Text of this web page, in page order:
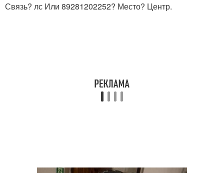
Связь? лс Или 89281202252? Место? Центр.